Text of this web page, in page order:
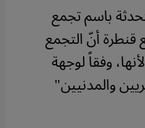
باسم تجمع
قنطرة أنّ التجمع
وفقاً لوجهة
والمدنيين"